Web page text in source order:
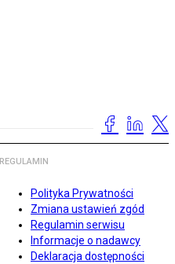
REGULAMIN
Polityka Prywatności
Zmiana ustawień zgód
Regulamin serwisu
Informacje o nadawcy
Deklaracja dostępności